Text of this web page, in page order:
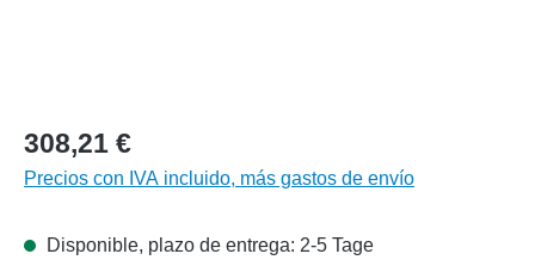
308,21 €
Precios con IVA incluido, más gastos de envío
Disponible, plazo de entrega: 2-5 Tage